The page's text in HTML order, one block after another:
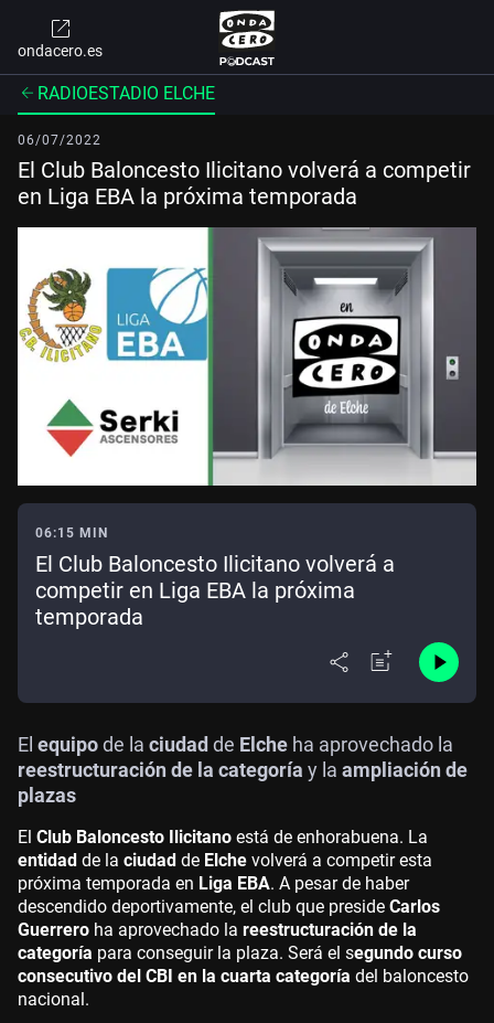
ondacero.es
RADIOESTADIO ELCHE
06/07/2022
El Club Baloncesto Ilicitano volverá a competir
en Liga EBA la próxima temporada
06:15 MIN
El Club Baloncesto Ilicitano volverá a
competir en Liga EBA la próxima
temporada
El equipode la ciudad de Elche ha aprovechado la
reestructuración de la categoría y la ampliación de
plazas
El Club Baloncesto Ilicitano está de enhorabuena. La
entidad de la ciudad de Elche volverá a competir esta
próxima temporada en Liga EBA. A pesar de haber
descendido deportivamente, el club que preside Carlos
Guerrero ha aprovechado la reestructuración de la
categoría para conseguir la plaza. Será el segundo curso
consecutivo del CBI en la cuarta categoría del baloncesto
nacional.